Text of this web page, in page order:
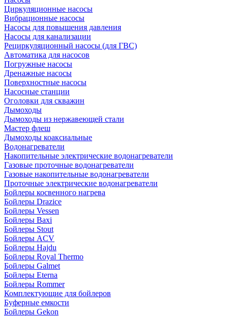
Циркуляционные насосы
Вибрационные насосы
Насосы для повышения давления
Насосы для канализации
Рециркуляционный насосы (для ГВС)
Автоматика для насосов
Погружные насосы
Дренажные насосы
Поверхностные насосы
Насосные станции
Оголовки для скважин
Дымоходы
Дымоходы из нержавеющей стали
Мастер флеш
Дымоходы коаксиальные
Водонагреватели
Накопительные электрические водонагреватели
Газовые проточные водонагреватели
Газовые накопительные водонагреватели
Проточные электрические водонагреватели
Бойлеры косвенного нагрева
Бойлеры Drazice
Бойлеры Vessen
Бойлеры Baxi
Бойлеры Stout
Бойлеры ACV
Бойлеры Hajdu
Бойлеры Royal Thermo
Бойлеры Galmet
Бойлеры Eterna
Бойлеры Rommer
Комплектующие для бойлеров
Буферные емкости
Бойлеры Gekon